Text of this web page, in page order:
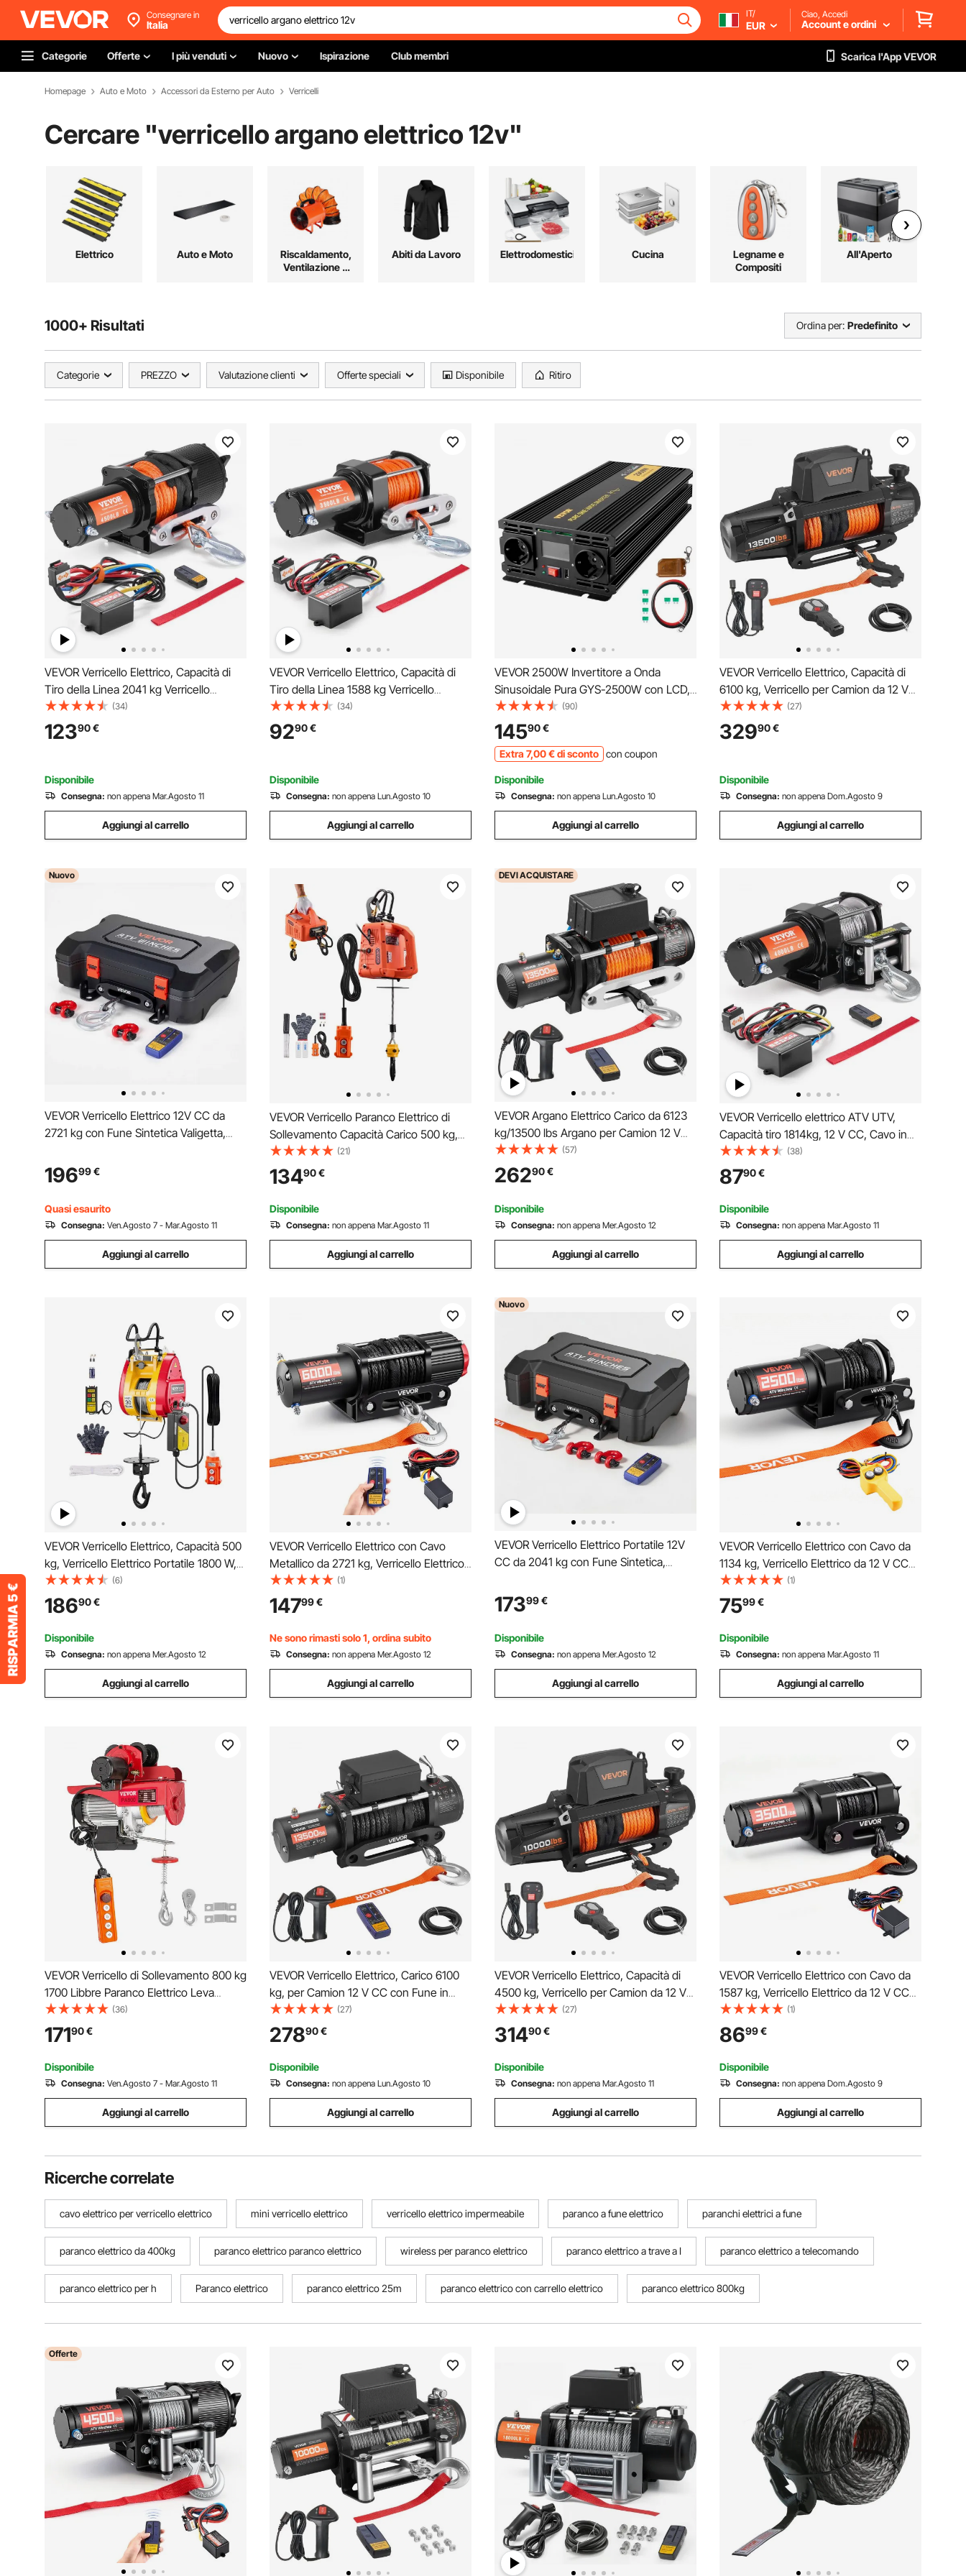
Consegnare in
Italia
IT/
EUR
Ciao, Accedi
Account e ordini
Categorie Offerte I più venduti Nuovo Ispirazione Club membri Scarica l'App VEVOR
Homepage Auto e Moto Accessori da Esterno per Auto Verricelli
Cercare "verricello argano elettrico 12v"
Elettrico Auto e Moto
Riscaldamento,
Ventilazione e
Abiti da Lavoro Elettrodomestici Cucina
Legname e
Compositi
All'Aperto
1000+ Risultati Ordina per: Predefinito
Categorie PREZZO Valutazione clienti Offerte speciali Disponibile Ritiro
VEVOR Verricello Elettrico, Capacità di
Tiro della Linea 2041 kg Verricello
ATV/UTV 12 V CC Φ0,6 x 1188,7 cm 12
Trefoli in Corda Sintetica in Alluminio,
Telecomando Senza Fili e Cablato, per
(34)
12390€
Disponibile
Consegna: non appena Mar.Agosto 11
Aggiungi al carrello
VEVOR Verricello Elettrico, Capacità di
Tiro della Linea 1588 kg Verricello
ATV/UTV 12 V CC Φ0,5 x 1188,7 cm 12
Fili in Corda Sintetica, Passacavo
Alluminio, Telecomando Cablato, Traino
(34)
9290€
Disponibile
Consegna: non appena Lun.Agosto 10
Aggiungi al carrello
VEVOR 2500W Invertitore a Onda
Sinusoidale Pura GYS-2500W con LCD,
Potenza di Uscita, 12V CC a 230V CA,
Inverter Onda Pura 12V 230V 2500W,
Invertitore Convertitore di Potenza, con
LCD e Telecomando
(90)
14590€
Extra 7,00€di sconto con coupon
Disponibile
Consegna: non appena Lun.Agosto 10
Aggiungi al carrello
VEVOR Verricello Elettrico, Capacità di
6100 kg, Verricello per Camion da 12 V
CC con Corda Sintetica Φ9,5 mm x 28
m, Telecomando Wireless e Cablato,
IP68 per il Traino di SUV, Jeep, Rimorchi
(27)
32990€
Disponibile
Consegna: non appena Dom.Agosto 9
Aggiungi al carrello
Nuovo
VEVOR Verricello Elettrico 12V CC da
2721 kg con Fune Sintetica Valigetta,
Wireless e Cablato, Kit di Recupero con
Passacavo, Gancio e Grillo, per ATV,
UTV e Off-Road
19699€
Quasi esaurito
Consegna: Ven.Agosto 7 - Mar.Agosto 11
Aggiungi al carrello
VEVOR Verricello Paranco Elettrico di
Sollevamento Capacità Carico 500 kg,
Verricello Argano Elettrico Portatile da
1500 W, Altezza di Sollevamento 7,6 m,
con Telecomando Manuale, Cablato
Wireless
(21)
13490€
Disponibile
Consegna: non appena Mar.Agosto 11
Aggiungi al carrello
DEVIACQUISTARE
VEVOR Argano Elettrico Carico da 6123
kg/13500 lbs Argano per Camion 12 V
CC con Corda Sintetica Φ9,5 mm x 24 m
Telecomando Senza FilI e Cablato,
Verricello Elettrico per Traino Fuoristrada
SUV Jeep
(57)
26290€
Disponibile
Consegna: non appena Mer.Agosto 12
Aggiungi al carrello
VEVOR Verricello elettrico ATV UTV,
Capacità tiro 1814kg, 12 V CC, Cavo in
acciaio a 7 fili Φ0,5 x 118,7 cm,
Telecomando wireless cablato,
Impermeabile IP55, Verricello per traino
ATV UTV
(38)
8790€
Disponibile
Consegna: non appena Mar.Agosto 11
Aggiungi al carrello
VEVOR Verricello Elettrico, Capacità 500
kg, Verricello Elettrico Portatile 1800 W,
Altezza di Sollevamento 30 m, 11 m/min
con Telecomando a Filo e Wireless, per
Garage Fabbrica Sollevamento Traino
(6)
18690€
Disponibile
Consegna: non appena Mer.Agosto 12
Aggiungi al carrello
VEVOR Verricello Elettrico con Cavo
Metallico da 2721 kg, Verricello Elettrico
da 12 V CC per ATV/UTV Fuoristrada
con Fune Sintetica Ø 6 mm x 15 m,
Telecomando Wireless e Cablato,
Impermeabile IP55
(1)
14799€
Ne sono rimasti solo 1, ordina subito
Consegna: non appena Mer.Agosto 12
Aggiungi al carrello
Nuovo
VEVOR Verricello Elettrico Portatile 12V
CC da 2041 kg con Fune Sintetica,
Cablato, Kit di Recupero con Valigetta,
Passacavo, Gancio, per ATV, UTV e Off-
Road
17399€
Disponibile
Consegna: non appena Mer.Agosto 12
Aggiungi al carrello
VEVOR Verricello Elettrico con Cavo da
1134 kg, Verricello Elettrico da 12 V CC
per ATV/UTV Fuoristrada con Fune
Sintetica Ø 4,8 mm x 12 m, Telecomando
Cablato, Impermeabile IP55 per
Recupero Stradale
(1)
7599€
Disponibile
Consegna: non appena Mar.Agosto 11
Aggiungi al carrello
VEVOR Verricello di Sollevamento 800 kg
1700 Libbre Paranco Elettrico Leva
Paranco 1T 2200 Libbre Carrello Elettrico
220V
(36)
17190€
Disponibile
Consegna: Ven.Agosto 7 - Mar.Agosto 11
Aggiungi al carrello
VEVOR Verricello Elettrico, Carico 6100
kg, per Camion 12 V CC con Fune in
Acciaio Φ9,5 mm x 26 m, Telecomando
Wireless e Cablato, IP55 Impermeabile
per il Traino di SUV, Jeep, Rimorchi,
Barche
(27)
27890€
Disponibile
Consegna: non appena Lun.Agosto 10
Aggiungi al carrello
VEVOR Verricello Elettrico, Capacità di
4500 kg, Verricello per Camion da 12 V
CC con Corda Sintetica Φ8,9 mm x 27,4
m, Telecomando Wireless e Cablato,
IP68 per il Traino di SUV, Jeep, Rimorchi
(27)
31490€
Disponibile
Consegna: non appena Mar.Agosto 11
Aggiungi al carrello
VEVOR Verricello Elettrico con Cavo da
1587 kg, Verricello Elettrico da 12 V CC
per ATV/UTV Fuoristrada con Fune
Sintetica Ø 5,5 mm x 10 m, Telecomando
Cablato, Protezione IP55 per Recupero
Stradale
(1)
8699€
Disponibile
Consegna: non appena Dom.Agosto 9
Aggiungi al carrello
Ricerche correlate
cavo elettrico per verricello elettrico mini verricello elettrico verricello elettrico impermeabile paranco a fune elettrico paranchi elettrici a fune
paranco elettrico da 400kg paranco elettrico paranco elettrico wireless per paranco elettrico paranco elettrico a trave a I paranco elettrico a telecomando
paranco elettrico per h Paranco elettrico paranco elettrico 25m paranco elettrico con carrello elettrico paranco elettrico 800kg
Offerte